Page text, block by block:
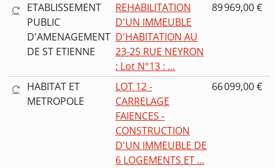
ETABLISSEMENT
PUBLIC
D'AMENAGEMENT
DE ST ETIENNE
REHABILITATION
D'UN IMMEUBLE
D'HABITATION AU
23-25 RUE NEYRON
: Lot N°13 : ...
89 969,00 €
HABITAT ET
METROPOLE
LOT 12 -
CARRELAGE
FAIENCES -
CONSTRUCTION
D'UN IMMEUBLE DE
6 LOGEMENTS ET ...
66 099,00 €